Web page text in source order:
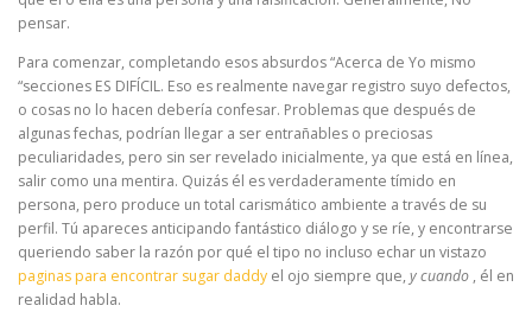
pensar.
Para comenzar, completando esos absurdos “Acerca de Yo mismo
“secciones ES DIFÍCIL. Eso es realmente navegar registro suyo defectos,
o cosas no lo hacen debería confesar. Problemas que después de
algunas fechas, podrían llegar a ser entrañables o preciosas
peculiaridades, pero sin ser revelado inicialmente, ya que está en línea,
salir como una mentira. Quizás él es verdaderamente tímido en
persona, pero produce un total carismático ambiente a través de su
perfil. Tú apareces anticipando fantástico diálogo y se ríe, y encontrarse
queriendo saber la razón por qué el tipo no incluso echar un vistazo
paginas para encontrar sugar daddy el ojo siempre que, y cuando , él en
realidad habla.